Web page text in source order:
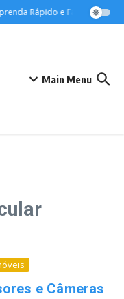
Rápido e Fale com
Main Menu
e Câmeras